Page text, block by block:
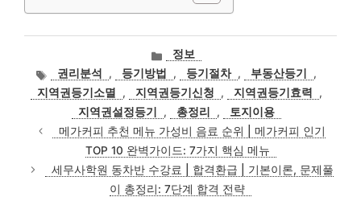
카
테
고
리
정보
태
그
권리분석 , 등기방법 , 등기절차 , 부동산등기
,
지역권등기소멸
, 지역권등기신청 , 지역권등기효력
,
지역권설정등기
, 총정리 ,
토지이용
메가커피 추천 메뉴 가성비 음료 순위 | 메가커피 인기
TOP 10 완벽가이드: 7가지 핵심 메뉴
세무사학원 동차반 수강료 | 합격환급 | 기본이론, 문제풀
이 총정리: 7단계 합격 전략